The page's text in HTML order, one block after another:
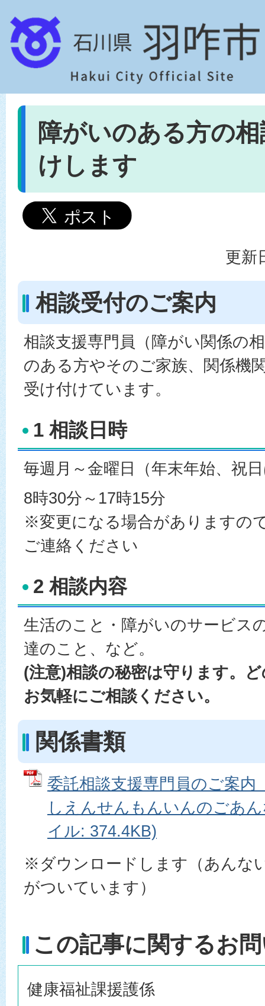
障がいのある方の
けします
更新
相談受付のご案内
相談支援専門員（障がい関係の
のある方やそのご家族、関係機
受け付けています。
1 相談日時
毎週月～金曜日（年末年始、祝
8時30分～17時15分
※変更になる場合がありますの
ご連絡ください
2 相談内容
生活のこと・障がいのサービス
達のこと、など。
(注意)相談の秘密は守ります。
お気軽にご相談ください。
関係書類
委託相談支援専門員のご案内
しえんせんもんいんのごあ
イル: 374.4KB)
※ダウンロードします（あんな
がついています）
この記事に関するお
健康福祉課援護係